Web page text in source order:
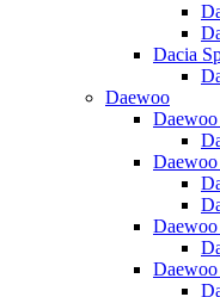
Dacia
Daewoo